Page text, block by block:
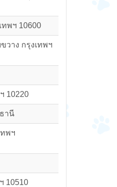
พฯ 10600
วาง กรุงเทพฯ
10220
านี
พฯ
10510